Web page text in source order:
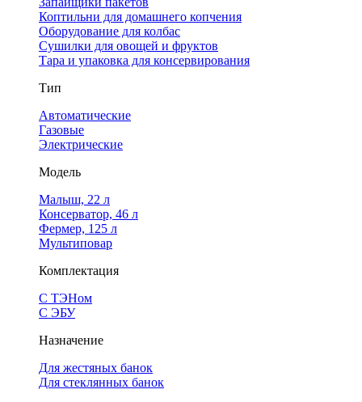
Коптильни для домашнего копчения
Оборудование для колбас
Сушилки для овощей и фруктов
Тара и упаковка для консервирования
Тип
Автоматические
Газовые
Электрические
Модель
Малыш, 22 л
Консерватор, 46 л
Фермер, 125 л
Мультиповар
Комплектация
С ТЭНом
С ЭБУ
Назначение
Для жестяных банок
Для стеклянных банок